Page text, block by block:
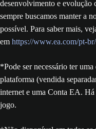
desenvolvimento e evolução
sempre buscamos manter a
possível. Para saber mais,
em https://www.ea.com/pt-
*Pode ser necessário ter
plataforma (vendida
internet e uma Conta EA.
jogo.